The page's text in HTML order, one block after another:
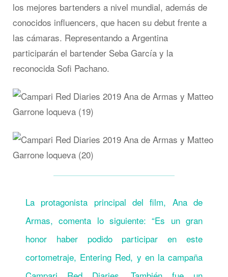
los mejores bartenders a nivel mundial, además de
conocidos influencers, que hacen su debut frente a
las cámaras. Representando a Argentina
participarán el bartender Seba García y la
reconocida Sofi Pachano.
La protagonista principal del film, Ana de
Armas, comenta lo siguiente: “Es un gran
honor haber podido participar en este
cortometraje, Entering Red, y en la campaña